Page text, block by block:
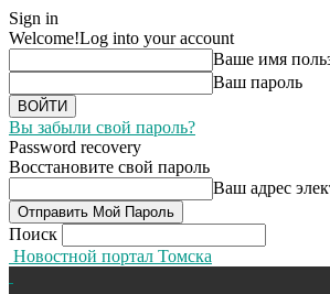
Sign in
Welcome!Log into your account
Ваше имя
Ваш пароль
Вы забыли свой пароль?
Password recovery
Восстановите свой пароль
Ваш адрес
Поиск
Новостной портал Томска